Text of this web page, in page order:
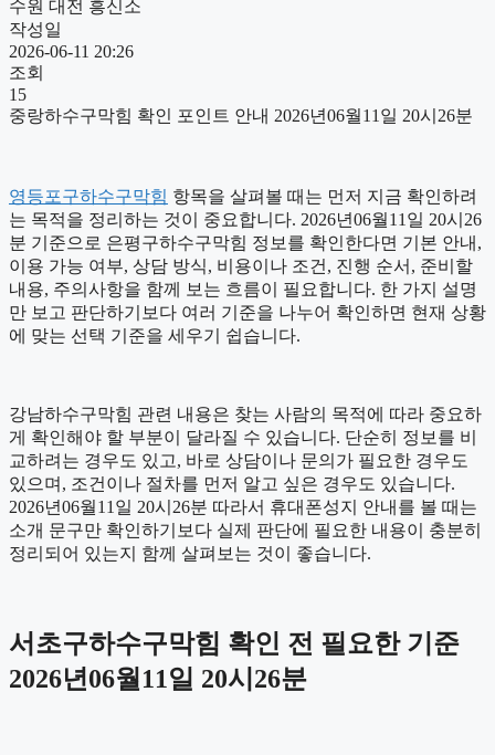
수원 대전 흥신소
작성일
2026-06-11 20:26
조회
15
중랑하수구막힘 확인 포인트 안내 2026년06월11일 20시26분
영등포구하수구막힘 항목을 살펴볼 때는 먼저 지금 확인하려
는 목적을 정리하는 것이 중요합니다. 2026년06월11일 20시26
분 기준으로 은평구하수구막힘 정보를 확인한다면 기본 안내,
이용 가능 여부, 상담 방식, 비용이나 조건, 진행 순서, 준비할
내용, 주의사항을 함께 보는 흐름이 필요합니다. 한 가지 설명
만 보고 판단하기보다 여러 기준을 나누어 확인하면 현재 상황
에 맞는 선택 기준을 세우기 쉽습니다.
강남하수구막힘 관련 내용은 찾는 사람의 목적에 따라 중요하
게 확인해야 할 부분이 달라질 수 있습니다. 단순히 정보를 비
교하려는 경우도 있고, 바로 상담이나 문의가 필요한 경우도
있으며, 조건이나 절차를 먼저 알고 싶은 경우도 있습니다.
2026년06월11일 20시26분 따라서 휴대폰성지 안내를 볼 때는
소개 문구만 확인하기보다 실제 판단에 필요한 내용이 충분히
정리되어 있는지 함께 살펴보는 것이 좋습니다.
서초구하수구막힘 확인 전 필요한 기준
2026년06월11일 20시26분